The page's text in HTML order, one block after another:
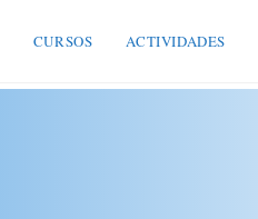
CURSOS ACTIVIDADES